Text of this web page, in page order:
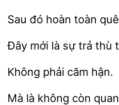
Sau hoàn
mới trả thù
căm
Mà là quan